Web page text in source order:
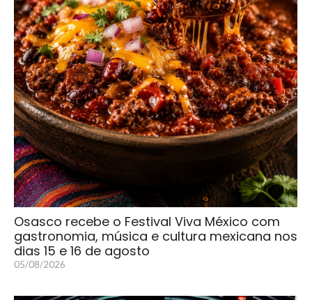
Osasco recebe o Festival Viva México com
gastronomia, música e cultura mexicana nos
dias 15 e 16 de agosto
05/08/2026